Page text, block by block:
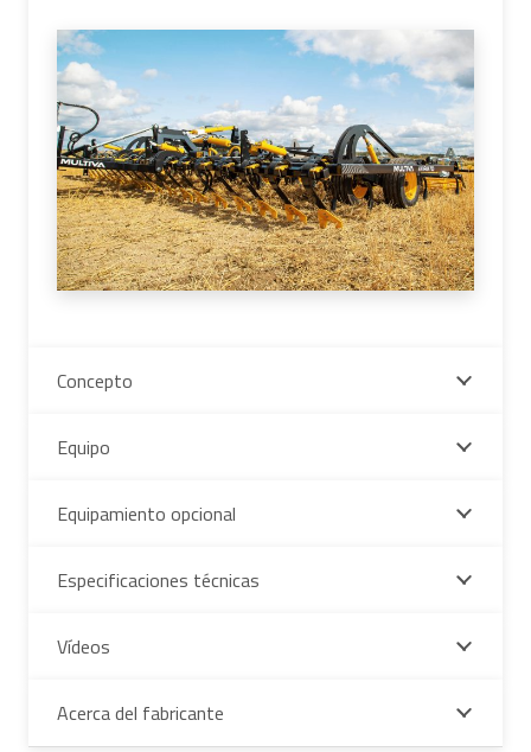
Concepto
Equipo
Equipamiento opcional
Especificaciones técnicas
Vídeos
Acerca del fabricante